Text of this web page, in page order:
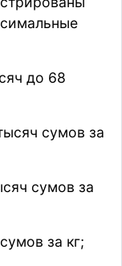
до 68
сумов за
сумов за
за кг;